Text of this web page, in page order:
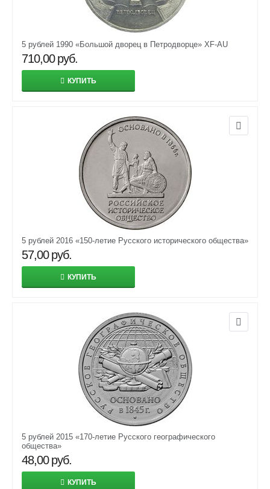
5 рублей 1990 «Большой дворец в Петродворце» XF-AU
710,00 руб.
КУПИТЬ
5 рублей 2016 «150-летие Русского исторического общества»
57,00 руб.
КУПИТЬ
5 рублей 2015 «170-летие Русского географического
общества»
48,00 руб.
КУПИТЬ